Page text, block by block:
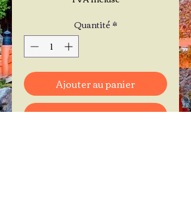
Quantité*
Ajouter au panier
Commander et payer